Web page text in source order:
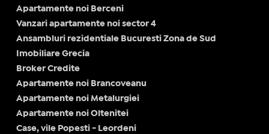
Apartamente noi Berceni
Vanzari apartamente noi sector 4
Ansambluri rezidentiale Bucuresti Zona de Sud
Imobiliare Grecia
Broker Credite
Apartamente noi Brancoveanu
Apartamente noi Metalurgiei
Apartamente noi Oltenitei
Case, vile Popesti - Leordeni